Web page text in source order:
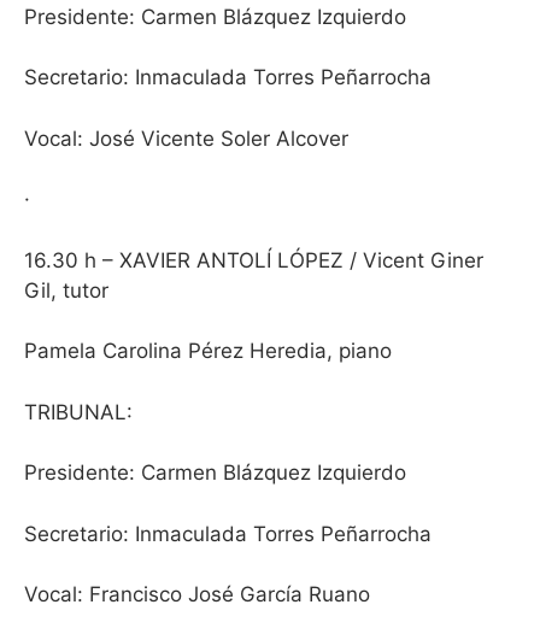
Presidente: Carmen Blázquez Izquierdo
Secretario: Inmaculada Torres Peñarrocha
Vocal: José Vicente Soler Alcover
·
16.30 h – XAVIER ANTOLÍ LÓPEZ / Vicent Giner
Gil, tutor
Pamela Carolina Pérez Heredia, piano
TRIBUNAL:
Presidente: Carmen Blázquez Izquierdo
Secretario: Inmaculada Torres Peñarrocha
Vocal: Francisco José García Ruano